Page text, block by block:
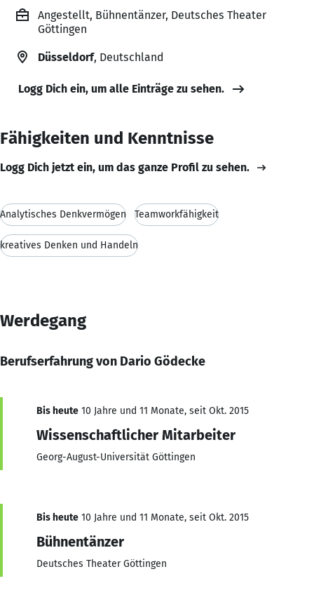
Angestellt, Bühnentänzer, Deutsches Theater
Göttingen
Düsseldorf, Deutschland
Logg Dich ein, um alle Einträge zu sehen.
Fähigkeiten und Kenntnisse
Logg Dich jetzt ein, um das ganze Profil zu sehen.
Analytisches Denkvermögen Teamworkfähigkeit
kreatives Denken und Handeln
Werdegang
Berufserfahrung von Dario Gödecke
Bis heute 10 Jahre und 11 Monate, seit Okt. 2015
Wissenschaftlicher Mitarbeiter
Georg-August-Universität Göttingen
Bis heute 10 Jahre und 11 Monate, seit Okt. 2015
Bühnentänzer
Deutsches Theater Göttingen